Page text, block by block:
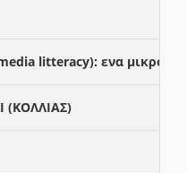
litteracy): ενα μικρο
(ΚΟΛΛΙΑΣ)